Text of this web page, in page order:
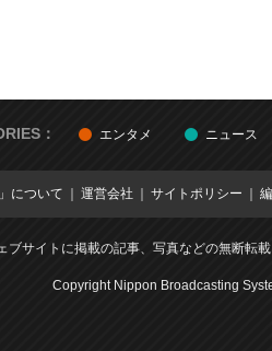
： エンタメ ニュース
について 運営会社 サイトポリシー
ブサイトに掲載の記事、写真などの無断転
Copyright Nippon Broadcasting